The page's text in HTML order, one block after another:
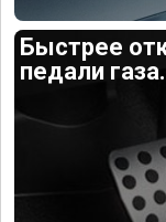
Быстрее
педали газа.